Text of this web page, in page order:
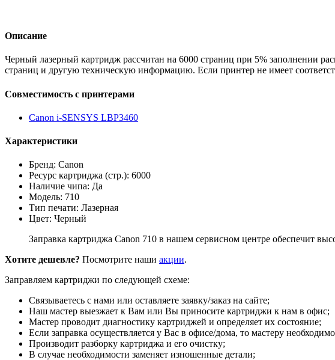
Описание
Черный лазерный картридж рассчитан на 6000 страниц при 5% заполнении
страниц и другую техническую информацию. Если принтер не имеет
Совместимость с принтерами
Canon i-SENSYS LBP3460
Характеристики
Бренд: Canon
Ресурс картриджа (стр.): 6000
Наличие чипа: Да
Модель: 710
Тип печати: Лазерная
Цвет: Черный
Заправка картриджа Canon 710 в нашем сервисном центре обеспечит
Хотите дешевле? Посмотрите наши акции.
Заправляем картриджи по следующей схеме:
Связываетесь с нами или оставляете заявку/заказ на сайте;
Наш мастер выезжает к Вам или Вы приносите картриджи к нам в офис;
Мастер проводит диагностику картриджей и определяет их состояние;
Если заправка осуществляется у Вас в офисе/дома, то мастеру
Производит разборку картриджа и его очистку;
В случае необходимости заменяет изношенные детали;